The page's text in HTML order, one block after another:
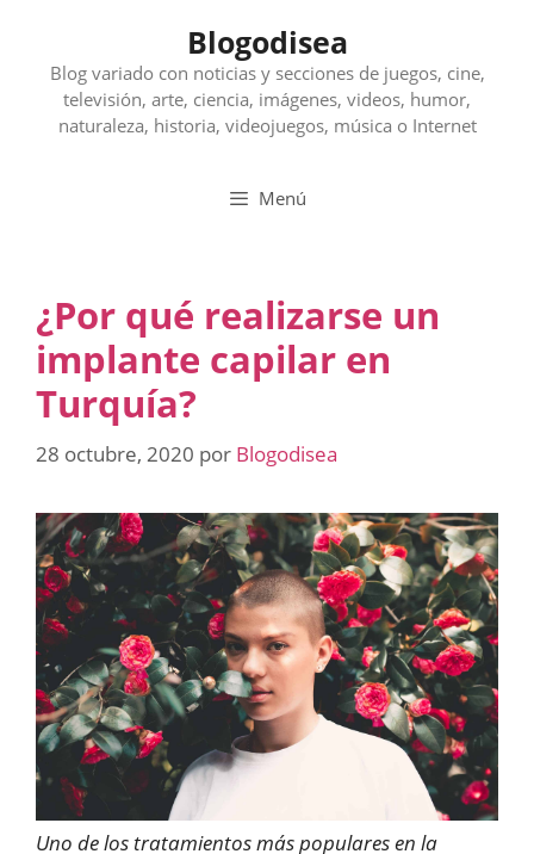
contenido
Blogodisea
Blog variado con noticias y secciones de juegos, cine,
televisión, arte, ciencia, imágenes, videos, humor,
naturaleza, historia, videojuegos, música o Internet
Menú
¿Por qué realizarse un
implante capilar en
Turquía?
28 octubre, 2020 por Blogodisea
Uno de los tratamientos más populares en la